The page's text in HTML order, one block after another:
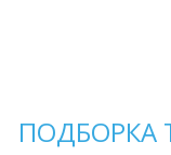
ПОДБОРКА